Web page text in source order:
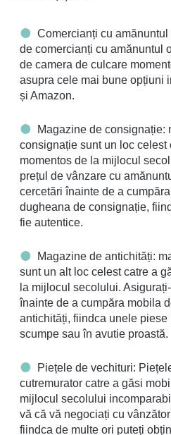
Comercianți cu
de comercianți cu amănuntul
de camera de culcare
asupra cele mai bune opțiuni
și Amazon.
Magazine de consignație:
consignație sunt un loc celest
momentos de la mijlocul
prețul de vânzare cu
cercetări înainte de a
dugheana de consignație,
fie autentice.
Magazine de antichități:
sunt un alt loc celest catre a
la mijlocul secolului.
înainte de a cumpăra mobila
antichități, fiindca unele
scumpe sau în avutie proastă.
Piețele de vechituri:
cutremurator catre a găsi
mijlocul secolului
vă că vă negociați cu
fiindca de multe ori puteți